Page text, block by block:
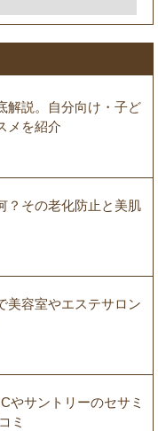
解説。自分向け・子ど
メを紹介
？その老化防止と美肌
美容室やエステサロン
やサントリーのセサミ
ミ